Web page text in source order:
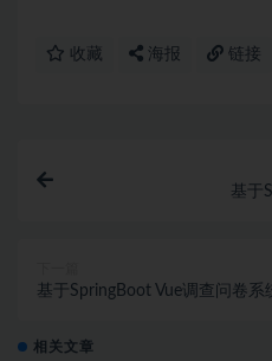
收藏 海报 链接
基于
基于SpringBoot Vue调查问卷系
相关文章